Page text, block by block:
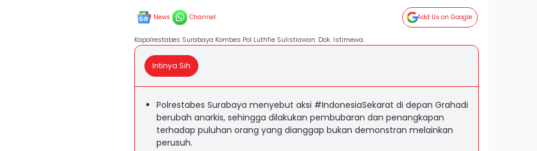
News Channel Add Us on Google
Kapolrestabes Surabaya Kombes Pol Luthfie Sulistiawan. Dok. Istimewa.
Intinya Sih
Polrestabes Surabaya menyebut aksi #IndonesiaSekarat di depan Grahadi
berubah anarkis, sehingga dilakukan pembubaran dan penangkapan
terhadap puluhan orang yang dianggap bukan demonstran melainkan
perusuh.